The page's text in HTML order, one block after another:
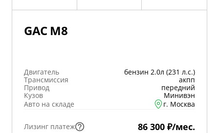
GAC M8
Двигатель
бензин 2.0л (231 л.с.)
Трансмиссия
акпп
Привод
передний
Кузов
Минивэн
Авто на складе
г. Москва
Лизинг платеж 86 300 ₽/мес.